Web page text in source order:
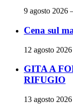
9 agosto 2026
Cena sul
12 agosto 2026
GITA A
RIFUGIO
13 agosto 2026